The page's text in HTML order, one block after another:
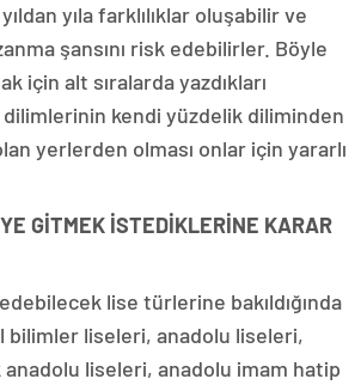
yıla farklılıklar oluşabilir ve
şansını risk edebilirler. Böyle
için alt sıralarda yazdıkları
dilimlerinin kendi yüzdelik diliminden
yerlerden olması onlar için yararlı
GİTMEK İSTEDİKLERİNE KARAR
lise türlerine bakıldığında
bilimler liseleri, anadolu liseleri,
liseleri, anadolu imam hatip